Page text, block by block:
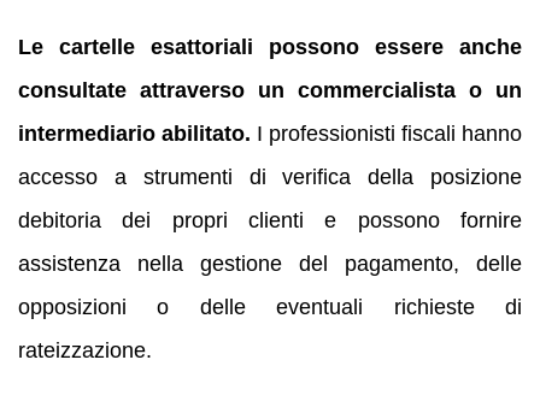
Le cartelle esattoriali possono essere anche
consultate attraverso un commercialista o un
intermediario abilitato. I professionisti fiscali hanno
accesso a strumenti di verifica della posizione
debitoria dei propri clienti e possono fornire
assistenza nella gestione del pagamento, delle
opposizioni o delle eventuali richieste di
rateizzazione.